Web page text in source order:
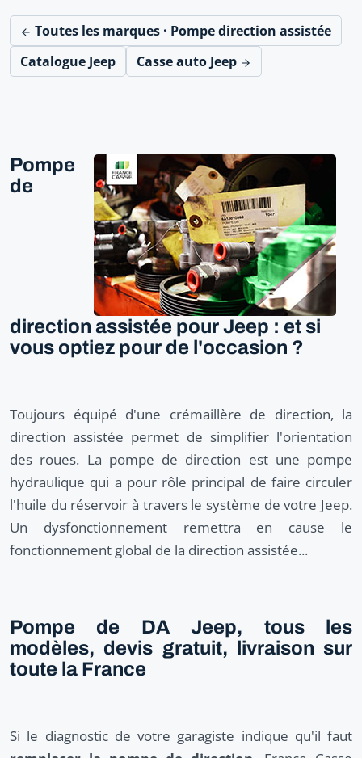
Toutes les marques · Pompe direction assistée
Catalogue Jeep
Casse auto Jeep
Pompe
de
direction assistée pour Jeep : et si
vous optiez pour de l'occasion ?
Toujours équipé d'une crémaillère de direction, la
direction assistée permet de simplifier l'orientation
des roues. La pompe de direction est une pompe
hydraulique qui a pour rôle principal de faire circuler
l'huile du réservoir à travers le système de votre Jeep.
Un dysfonctionnement remettra en cause le
fonctionnement global de la direction assistée...
Pompe de DA Jeep, tous les
modèles, devis gratuit, livraison sur
toute la France
Si le diagnostic de votre garagiste indique qu'il faut